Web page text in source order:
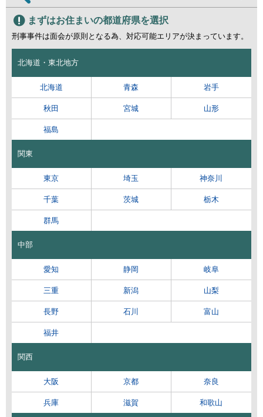
まずはお住まいの都道府県を選択
刑事事件は面会が原則となる為、対応可能エリアが決まっています。
北海道・東北地方
北海道 青森 岩手
秋田 宮城 山形
福島
関東
東京 埼玉 神奈川
千葉 茨城 栃木
群馬
中部
愛知 静岡 岐阜
三重 新潟 山梨
長野 石川 富山
福井
関西
大阪 京都 奈良
兵庫 滋賀 和歌山